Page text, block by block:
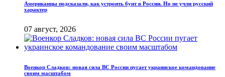
Американцы подсказали, как устроить бунт в России. Но не учли русский
характер
07 август, 2026
Военкор Сладков: новая сила ВС России пугает украинское командование
своим масштабом